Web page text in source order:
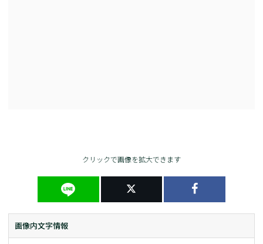
クリックで画像を拡大できます
画像内文字情報